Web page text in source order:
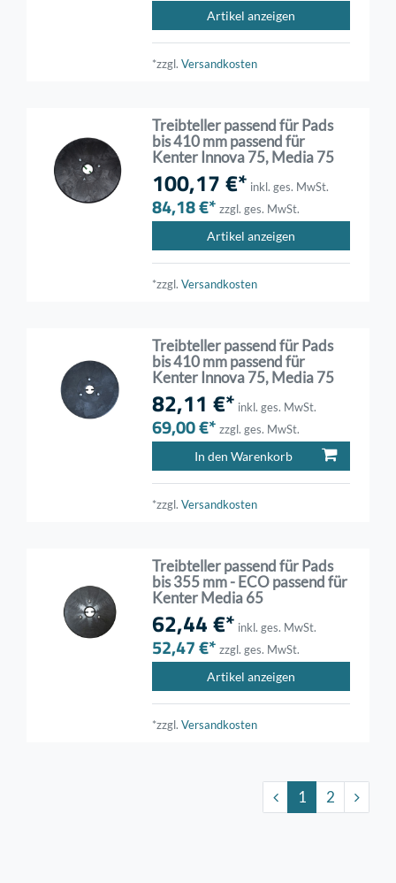
Artikel anzeigen
*zzgl.Versandkosten
Treibteller passend für Pads
bis 410 mm passend für
Kenter Innova 75, Media 75
100,17 €* inkl. ges. MwSt.
84,18 €* zzgl. ges. MwSt.
Artikel anzeigen
*zzgl.Versandkosten
Treibteller passend für Pads
bis 410 mm passend für
Kenter Innova 75, Media 75
82,11 €* inkl. ges. MwSt.
69,00 €* zzgl. ges. MwSt.
In den Warenkorb
*zzgl.Versandkosten
Treibteller passend für Pads
bis 355 mm - ECO passend für
Kenter Media 65
62,44 €* inkl. ges. MwSt.
52,47 €* zzgl. ges. MwSt.
Artikel anzeigen
*zzgl.Versandkosten
1 2